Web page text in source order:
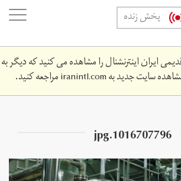
پخش زنده
ایران اینترنشنال را مشاهده می کنید که دیگر به
سایت جدید بهiranintl.comمراجعه کنید.
1016707796.jpg